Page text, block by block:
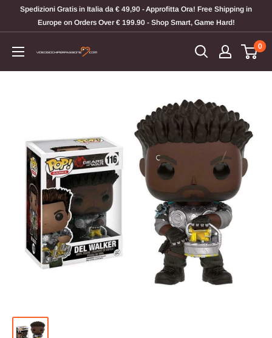
Spedizioni Gratis in Italia da € 49,90 - Approfitta Ora! Free Shipping in
Europe on Orders Over € 199.90 - Shop Smart, Game Hard!
Videogiochi
Per
0